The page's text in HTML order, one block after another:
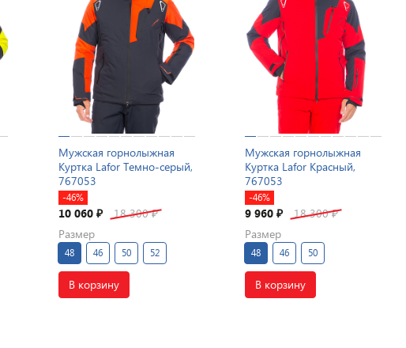
Мужская горнолыжная
Куртка Lafor Темно-серый,
767053
-46%
10 060₽ 18 300₽
Размер
48 46 50 52
В корзину
Мужская горнолыжная
Куртка Lafor Красный,
767053
-46%
9 960₽ 18 300₽
Размер
48 46 50
В корзину